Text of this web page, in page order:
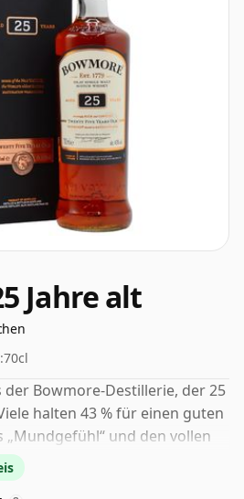
Jahre alt
70cl
der Bowmore-Destillerie, der 25
halten 43 % für einen guten
und den vollen
zu erleben.